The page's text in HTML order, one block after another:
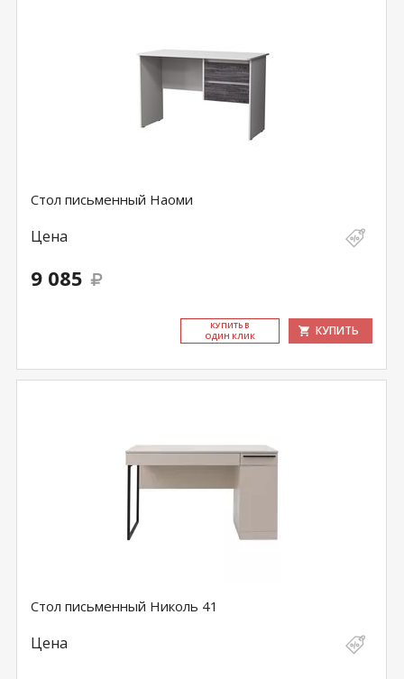
Стол письменный Наоми
Цена
9 085
КУ­ПИТЬ В
ОДИН КЛИК
КУПИТЬ
Стол письменный Николь 41
Цена